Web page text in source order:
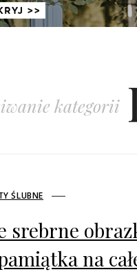
kategorii
ŚLUBNE
srebrne
na